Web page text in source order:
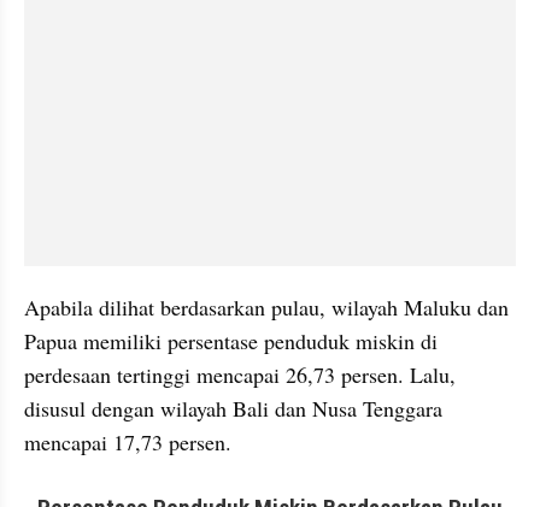
Apabila dilihat berdasarkan pulau, wilayah Maluku dan
Papua memiliki persentase penduduk miskin di
perdesaan tertinggi mencapai 26,73 persen. Lalu,
disusul dengan wilayah Bali dan Nusa Tenggara
mencapai 17,73 persen.